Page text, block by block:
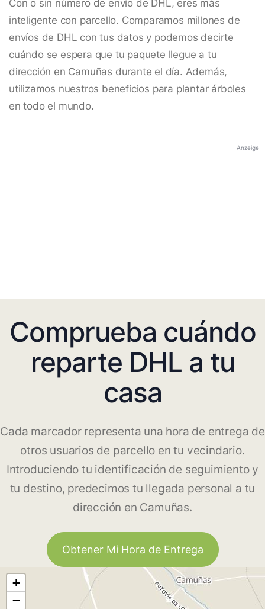
Con o sin número de envío de DHL, eres más
inteligente con parcello. Comparamos millones de
envíos de DHL con tus datos y podemos decirte
cuándo se espera que tu paquete llegue a tu
dirección en Camuñas durante el día. Además,
utilizamos nuestros beneficios para plantar árboles
en todo el mundo.
Anzeige
Comprueba cuándo
reparte DHL a tu
casa
Cada marcador representa una hora de entrega de
otros usuarios de parcello en tu vecindario.
Introduciendo tu identificación de seguimiento y
tu destino, predecimos tu llegada personal a tu
dirección en Camuñas.
Obtener Mi Hora de Entrega
+
−